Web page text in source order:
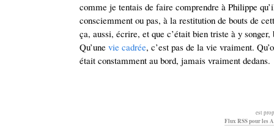
comme je tentais de faire comprendre à Philippe
consciemment ou pas, à la restitution de bouts de
ça, aussi, écrire, et que c’était bien triste à y
Qu’une vie cadrée, c’est pas de la vie vraiment.
était constamment au bord, jamais vraiment dedans.
est
Flux RSS pour les